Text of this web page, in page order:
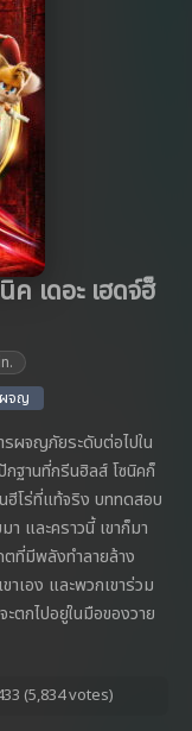
เดอะ เฮดจ์ฮ็
ผจญ
รผจญภัยระดับต่อไปใน
ฐานที่กรีนฮิลส์ โซนิคก็
ฮีโร่ที่แท้จริง บททดสอบ
และคราวนี้ เขาก็มา
ที่มีพลังทำลายล้าง
เอง และพวกเขาร่วม
ตกไปอยู่ในมือของวาย
(5,834 votes)